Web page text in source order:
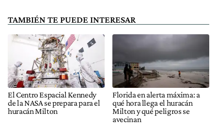
TAMBIÉN TE PUEDE INTERESAR
El Centro Espacial Kennedy
de la NASA se prepara para el
huracán Milton
Florida en alerta máxima: a
qué hora llega el huracán
Milton y qué peligros se
avecinan